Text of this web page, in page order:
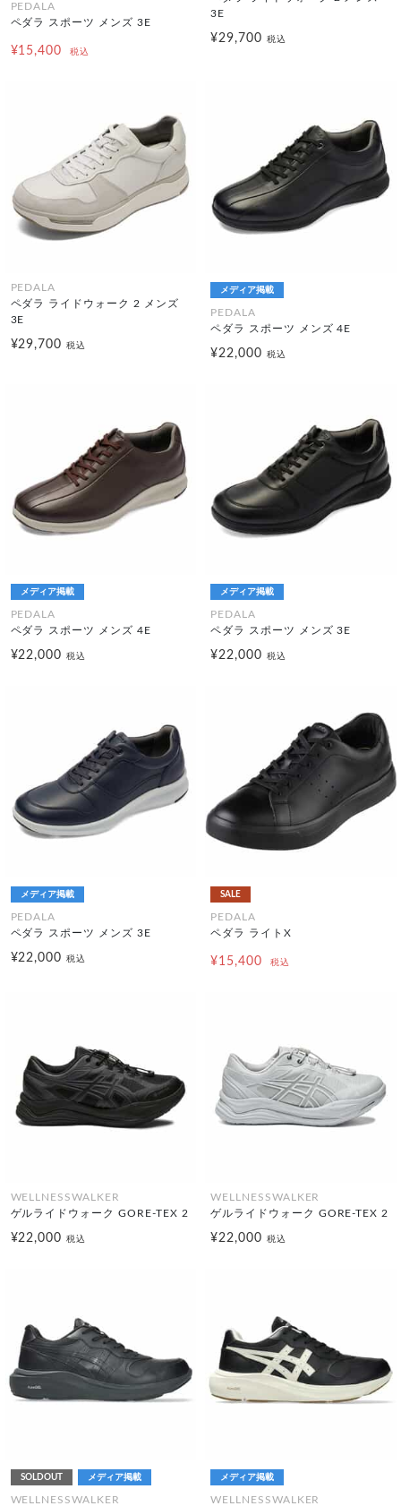
PEDALA
ペダラ スポーツ メンズ 3E
¥15,400 税込
3E
¥29,700 税込
PEDALA
ペダラ ライドウォーク 2 メンズ
3E
¥29,700税込
メディア掲載
PEDALA
ペダラ スポーツ メンズ 4E
¥22,000 税込
メディア掲載
PEDALA
ペダラ スポーツ メンズ 4E
¥22,000税込
メディア掲載
PEDALA
ペダラ スポーツ メンズ 3E
¥22,000 税込
メディア掲載
PEDALA
ペダラ スポーツ メンズ 3E
¥22,000税込
SALE
PEDALA
ペダラ ライトX
¥15,400 税込
WELLNESSWALKER
ゲルライドウォーク GORE-TEX 2
¥22,000税込
WELLNESSWALKER
ゲルライドウォーク GORE-TEX 2
¥22,000 税込
SOLDOUT メディア掲載
WELLNESSWALKER
メディア掲載
WELLNESSWALKER